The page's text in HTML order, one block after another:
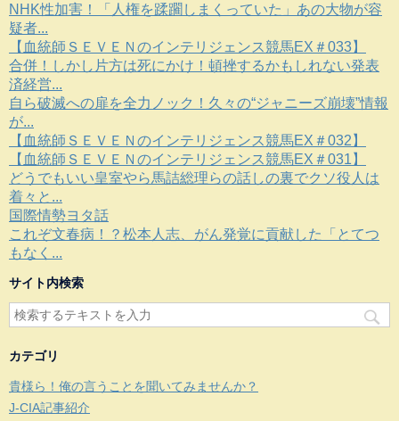
NHK性加害！「人権を蹂躙しまくっていた」あの大物が容
疑者...
【血統師ＳＥＶＥＮのインテリジェンス競馬EX＃033】
合併！しかし片方は死にかけ！頓挫するかもしれない発表
済経営...
自ら破滅への扉を全力ノック！久々の“ジャニーズ崩壊”情報
が...
【血統師ＳＥＶＥＮのインテリジェンス競馬EX＃032】
【血統師ＳＥＶＥＮのインテリジェンス競馬EX＃031】
どうでもいい皇室やら馬詰総理らの話しの裏でクソ役人は
着々と...
国際情勢ヨタ話
これぞ文春病！？松本人志、がん発覚に貢献した「とてつ
もなく...
サイト内検索
カテゴリ
貴様ら！俺の言うことを聞いてみませんか？
J-CIA記事紹介